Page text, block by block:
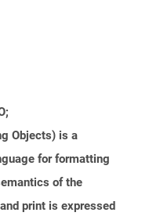
Objects) is a
for formatting
of the
print is expressed